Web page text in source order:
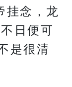
挂念，龙
日便可
是很清